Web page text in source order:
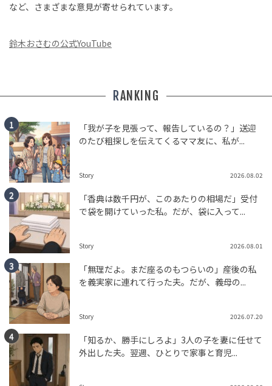
など、さまざまな意見が寄せられています。
鈴木おさむの公式YouTube
RANKING
「我が子を見張って、報告しているの？」送迎
のたび粗探しを伝えてくるママ友に、私が...
Story 2026.08.02
「香典は数千円が、このあたりの相場だ」受付
で袋を開けていった私。だが、袋に入って...
Story 2026.08.01
「無理だよ。まだ座るのもつらいの」産後の私
を義実家に連れて行った夫。だが、義母の...
Story 2026.07.20
「知るか、勝手にしろよ」3人の子を妻に任せて
外出した夫。翌週、ひとりで家事と育児...